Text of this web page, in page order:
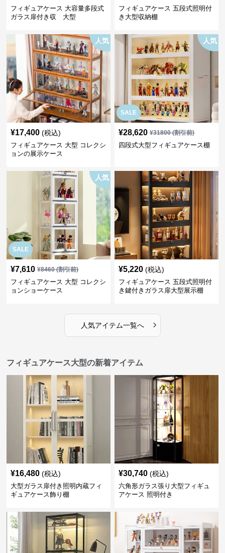
フィギュアケース 大容量多段式
ガラス扉付き収 大型
フィギュアケース 五段式照明付
き大型収納棚
人気
¥17,400 (税込)
フィギュアケース 大型 コレクシ
ョンの展示ケース
SALE
人気
¥28,620 ¥31800(割引前)
四段式大型フィギュアケース棚
SALE
人気
¥7,610 ¥8460(割引前)
フィギュアケース 大型 コレクシ
ョンショーケース
¥5,220 (税込)
フィギュアケース 五段式照明付
き鍵付きガラス扉大型展示棚
人気アイテム一覧へ ›
フィギュアケース大型の新着アイテム
¥16,480 (税込)
大型ガラス扉付き照明内蔵フィ
ギュアケース飾り棚
¥30,740 (税込)
六角形ガラス張り大型フィギュ
アケース 照明付き